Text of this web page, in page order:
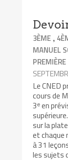
3ÈME ,
MANUEL
PREMIÈRE
Le CNED
cours de
3ᵉ en
sur la
et chaque
à 31
les sujets